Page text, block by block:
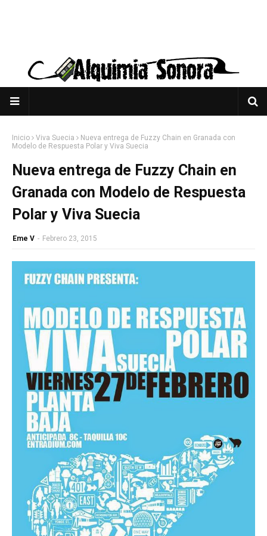
Inicio Viva Suecia
Nueva entrega de Fuzzy Chain en Granada con
Modelo de Respuesta Polar y Viva Suecia
Nueva entrega de Fuzzy Chain en
Granada con Modelo de Respuesta
Polar y Viva Suecia
Eme V - Febrero 23, 2015